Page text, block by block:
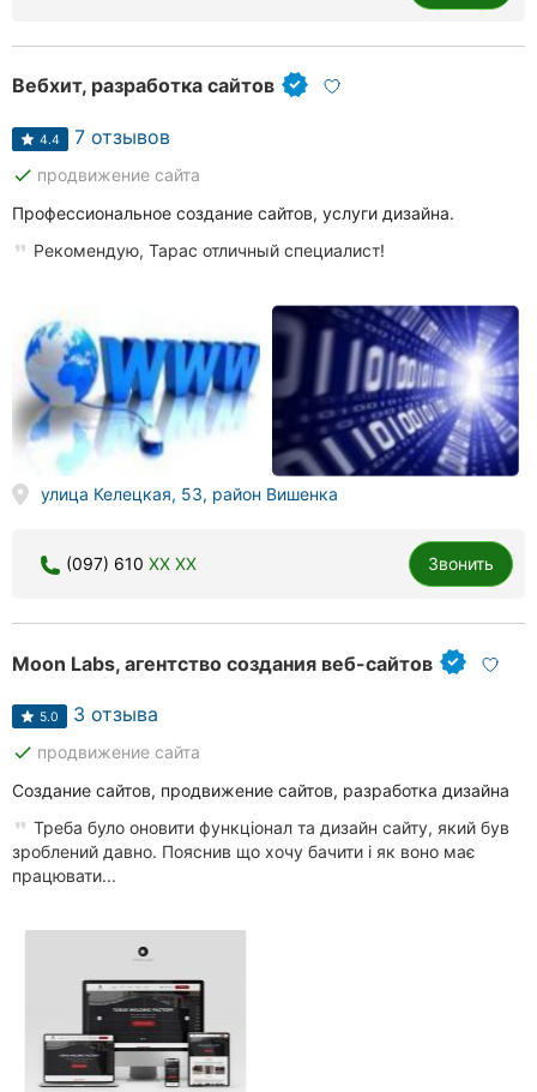
Вебхит, разработка сайтов
4.4 7 отзывов
done продвижение сайта
Профессиональное создание сайтов, услуги дизайна.
Рекомендую, Тарас отличный специалист!
улица Келецкая, 53, район Вишенка
(097) 610 XX XX Звонить
Moon Labs, агентство создания веб-сайтов
5.0 3 отзыва
done продвижение сайта
Создание сайтов, продвижение сайтов, разработка дизайна
Треба було оновити функціонал та дизайн сайту, який був
зроблений давно. Пояснив що хочу бачити і як воно має
працювати...